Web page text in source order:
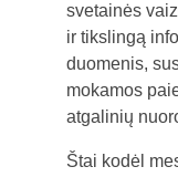
svetainės
ir tikslingą
duomenis,
mokamos
atgalinių
Štai kodėl